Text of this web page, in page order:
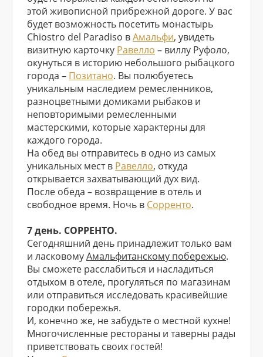
этой живописной прибрежной дороге. У вас
будет возможность посетить монастырь
Chiostro del Paradiso вАмальфи, увидеть
визитную карточку Равелло – виллу Руфоло,
окунуться в историю небольшого рыбацкого
города – Позитано. Вы полюбуетесь
уникальным наследием ремесленников,
разноцветными домиками рыбаков и
неповторимыми ремесленными
мастерскими, которые характерны для
каждого города.
На обед вы отправитесь в одно из самых
уникальных мест в Равелло, откуда
открывается захватывающий дух вид.
После обеда – возвращение в отель и
свободное время. Ночь в Сорренто.
7 день. СОРРЕНТО.
Сегодняшний день принадлежит только вам
и ласковомуАмальфитанскому побережью.
Вы сможете расслабиться и насладиться
отдыхом в отеле, прогуляться по магазинам
или отправиться исследовать красивейшие
городки побережья.
И, конечно же, не забудьте о местной кухне!
Многочисленные рестораны и таверны рады
приветствовать своих гостей!